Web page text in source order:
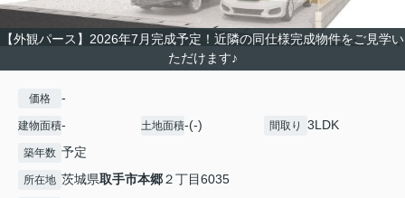
【外観パース】2026年7月完成予定！近隣の同仕様完成物件をご見学い
ただけます♪
価格 -
建物面積- 土地面積-(-) 間取り 3LDK
築年数 予定
所在地 茨城県取手市本郷２丁目6035